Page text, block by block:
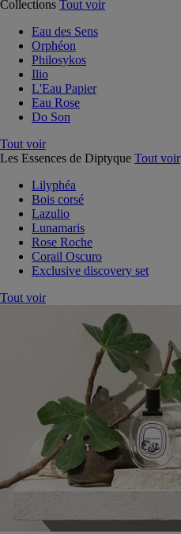
Collections Tout voir
Eau des Sens
Orphéon
Philosykos
Ilio
L'Eau Papier
Eau Rose
Do Son
Tout voir
Les Essences de Diptyque Tout voir
Lilyphéa
Bois corsé
Lazulio
Lunamaris
Rose Roche
Corail Oscuro
Exclusive discovery set
Tout voir